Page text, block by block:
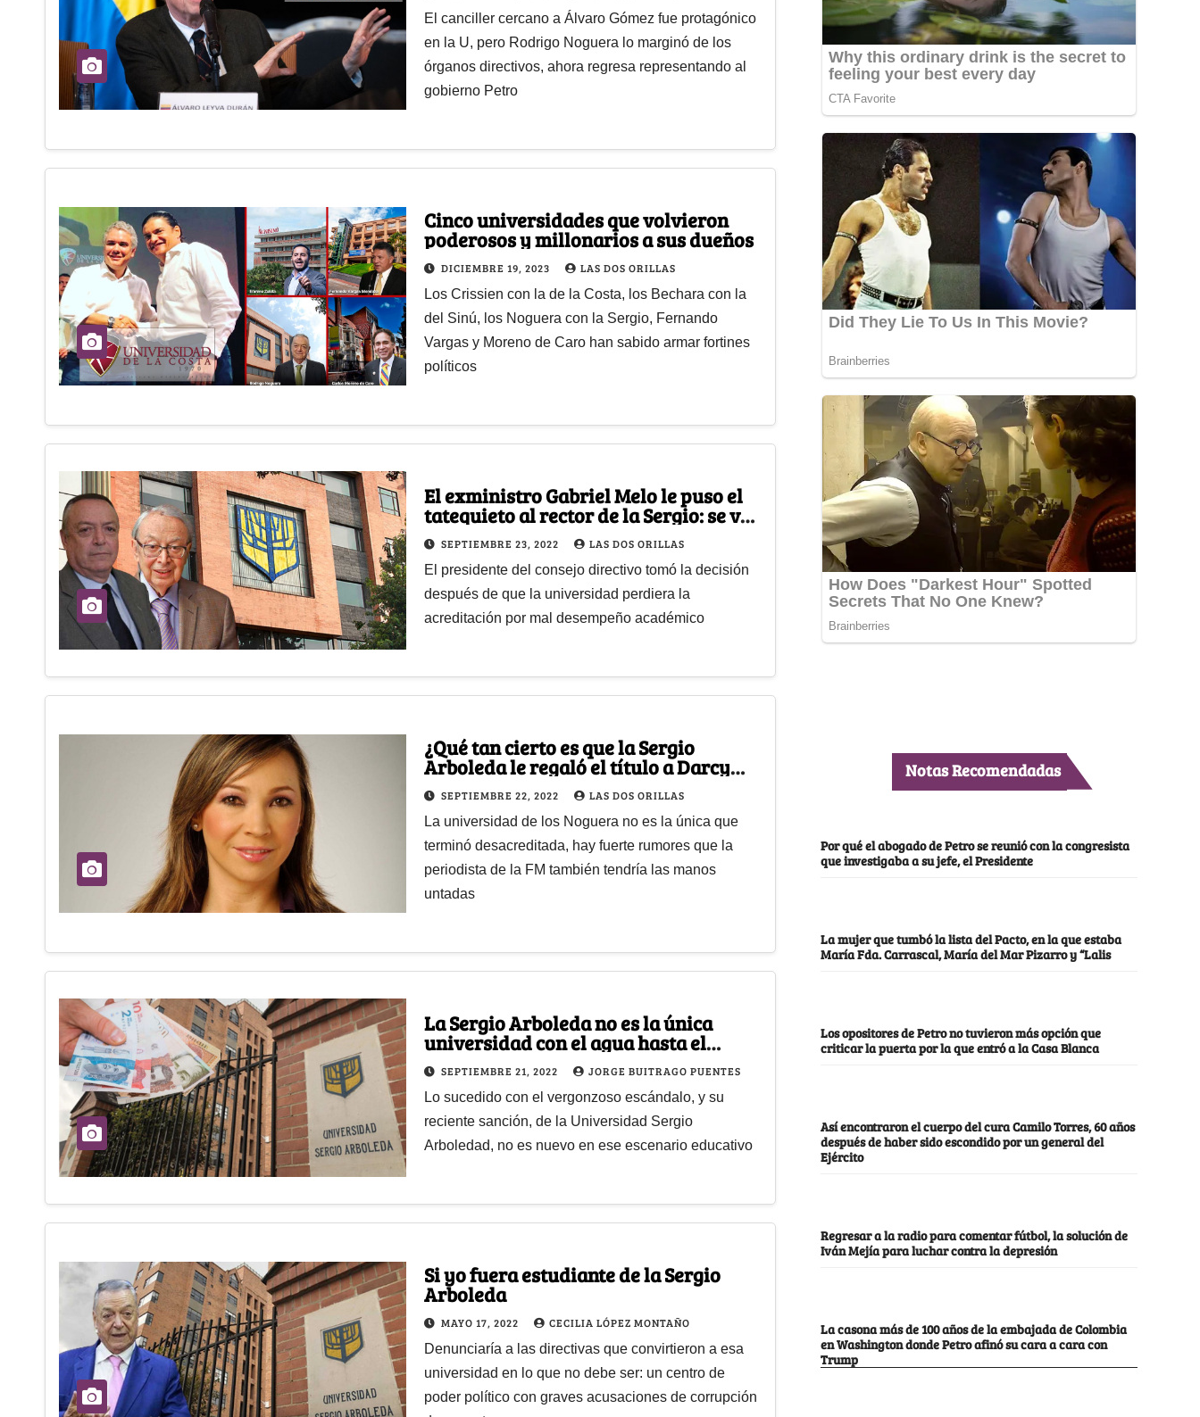
El canciller cercano a Álvaro Gómez fue protagónico
en la U, pero Rodrigo Noguera lo marginó de los
órganos directivos, ahora regresa representando al
gobierno Petro
Cinco universidades que volvieron
poderosos y millonarios a sus dueños
DICIEMBRE 19, 2023 LAS DOS ORILLAS
Los Crissien con la de la Costa, los Bechara con la
del Sinú, los Noguera con la Sergio, Fernando
Vargas y Moreno de Caro han sabido armar fortines
políticos
El exministro Gabriel Melo le puso el
tatequieto al rector de la Sergio: se va
Rodrigo Noguera
SEPTIEMBRE 23, 2022 LAS DOS ORILLAS
El presidente del consejo directivo tomó la decisión
después de que la universidad perdiera la
acreditación por mal desempeño académico
¿Qué tan cierto es que la Sergio
Arboleda le regaló el título a Darcy
Quinn?
SEPTIEMBRE 22, 2022 LAS DOS ORILLAS
La universidad de los Noguera no es la única que
terminó desacreditada, hay fuerte rumores que la
periodista de la FM también tendría las manos
untadas
La Sergio Arboleda no es la única
universidad con el agua hasta el
cuello
SEPTIEMBRE 21, 2022 JORGE BUITRAGO PUENTES
Lo sucedido con el vergonzoso escándalo, y su
reciente sanción, de la Universidad Sergio
Arboledad, no es nuevo en ese escenario educativo
Si yo fuera estudiante de la Sergio
Arboleda
MAYO 17, 2022 CECILIA LÓPEZ MONTAÑO
Denunciaría a las directivas que convirtieron a esa
universidad en lo que no debe ser: un centro de
poder político con graves acusaciones de corrupción
Notas Recomendadas
Por qué el abogado de Petro se reunió con la congresista
que investigaba a su jefe, el Presidente
La mujer que tumbó la lista del Pacto, en la que estaba
María Fda. Carrascal, María del Mar Pizarro y “Lalis
Los opositores de Petro no tuvieron más opción que
criticar la puerta por la que entró a la Casa Blanca
Así encontraron el cuerpo del cura Camilo Torres, 60 años
después de haber sido escondido por un general del
Ejército
Regresar a la radio para comentar fútbol, la solución de
Iván Mejía para luchar contra la depresión
La casona más de 100 años de la embajada de Colombia
en Washington donde Petro afinó su cara a cara con
Trump